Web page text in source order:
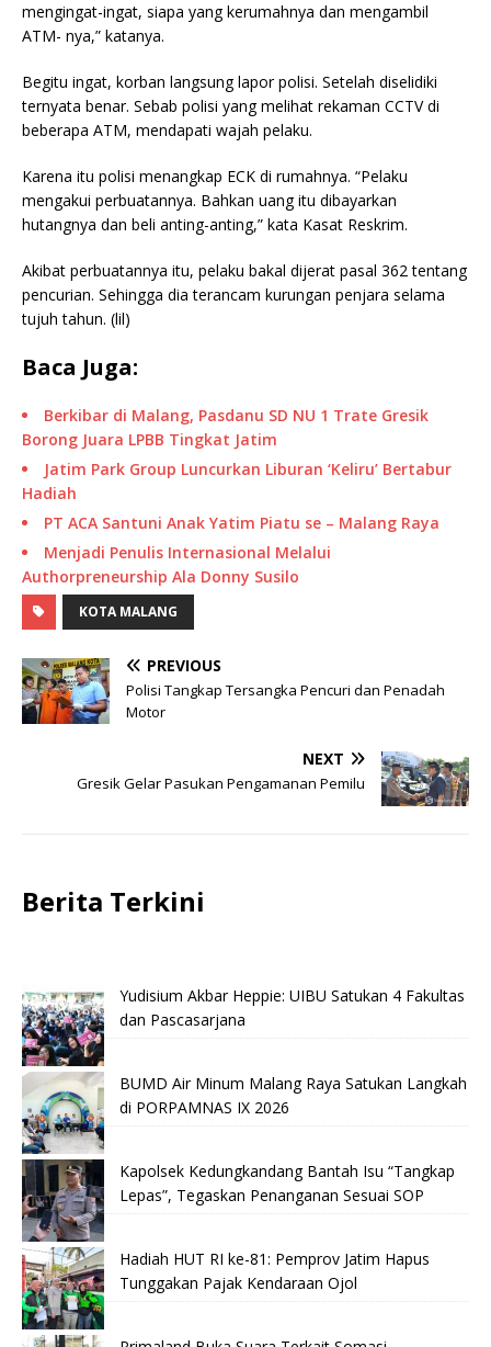
mengingat-ingat, siapa yang kerumahnya dan mengambil
ATM- nya,” katanya.
Begitu ingat, korban langsung lapor polisi. Setelah diselidiki
ternyata benar. Sebab polisi yang melihat rekaman CCTV di
beberapa ATM, mendapati wajah pelaku.
Karena itu polisi menangkap ECK di rumahnya. “Pelaku
mengakui perbuatannya. Bahkan uang itu dibayarkan
hutangnya dan beli anting-anting,” kata Kasat Reskrim.
Akibat perbuatannya itu, pelaku bakal dijerat pasal 362 tentang
pencurian. Sehingga dia terancam kurungan penjara selama
tujuh tahun. (lil)
Baca Juga:
Berkibar di Malang, Pasdanu SD NU 1 Trate Gresik
Borong Juara LPBB Tingkat Jatim
Jatim Park Group Luncurkan Liburan ‘Keliru’ Bertabur
Hadiah
PT ACA Santuni Anak Yatim Piatu se – Malang Raya
Menjadi Penulis Internasional Melalui
Authorpreneurship Ala Donny Susilo
KOTA MALANG
PREVIOUS
Polisi Tangkap Tersangka Pencuri dan Penadah
Motor
NEXT
Gresik Gelar Pasukan Pengamanan Pemilu
Berita Terkini
Yudisium Akbar Heppie: UIBU Satukan 4 Fakultas
dan Pascasarjana
BUMD Air Minum Malang Raya Satukan Langkah
di PORPAMNAS IX 2026
Kapolsek Kedungkandang Bantah Isu “Tangkap
Lepas”, Tegaskan Penanganan Sesuai SOP
Hadiah HUT RI ke-81: Pemprov Jatim Hapus
Tunggakan Pajak Kendaraan Ojol